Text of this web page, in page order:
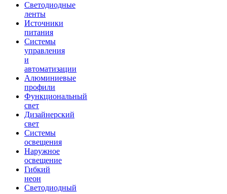
Светодиодные
ленты
Источники
питания
Системы
управления
и
автоматизации
Алюминиевые
профили
Функциональный
свет
Дизайнерский
свет
Системы
освещения
Наружное
освещение
Гибкий
неон
Светодиодный